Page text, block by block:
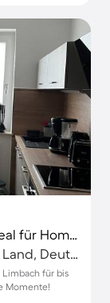
Apartment mit Grill und Garten | Ideal für Homeoffice
Limbach-Oberfrohna, Zwickauer Land, Deutschland
für bis
Momente!